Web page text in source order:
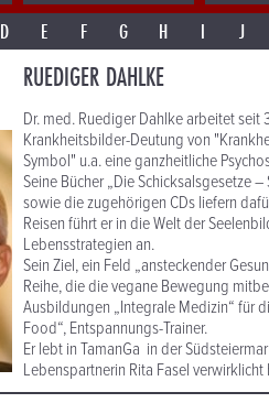
D E F G H I J
RUEDIGER DAHLKE
Dr. med. Ruediger Dahlke arbeitet seit
Krankheitsbilder-Deutung von
Symbol" u.a. eine ganzheitliche
Seine Bücher „Die Schicksalsgesetze
sowie die zugehörigen CDs liefern
Reisen führt er in die Welt der
Lebensstrategien an.
Sein Ziel, ein Feld „ansteckender
Reihe, die die vegane Bewegung
Ausbildungen „Integrale Medizin“ für
Food“, Entspannungs-Trainer.
Er lebt in TamanGa in der
Lebenspartnerin Rita Fasel